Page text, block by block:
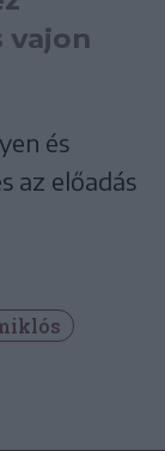
vajon
és
az előadás